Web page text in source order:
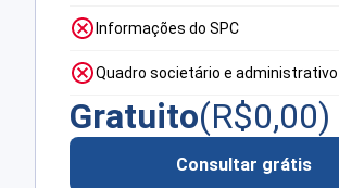
Informações do SPC
Quadro societário e administrativo
Gratuito(R$0,00)
Consultar grátis